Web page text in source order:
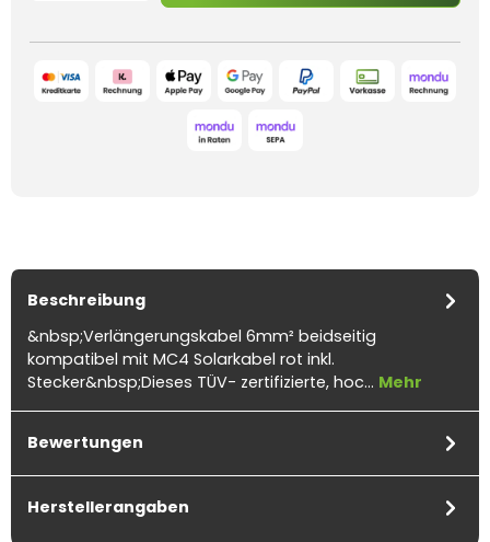
Beschreibung
&nbsp;Verlängerungskabel 6mm² beidseitig
kompatibel mit MC4 Solarkabel rot inkl.
Stecker&nbsp;Dieses TÜV- zertifizierte, hoc… Mehr
Bewertungen
Herstellerangaben